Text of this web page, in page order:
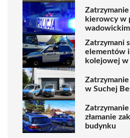
kierowcy w
wadowickim
Zatrzymani
elementów
kolejowej w
w Suchej
Zatrzymanie
złamanie
budynku